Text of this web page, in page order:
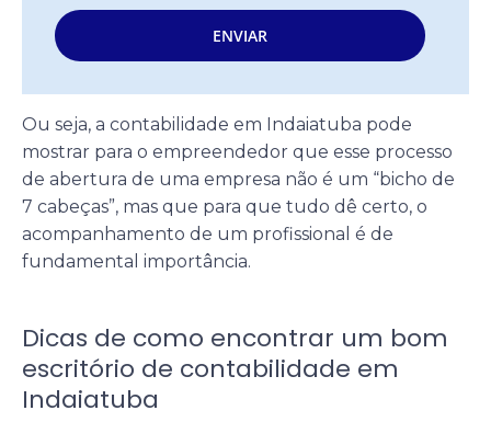
ENVIAR
Ou seja, a contabilidade em Indaiatuba pode
mostrar para o empreendedor que esse processo
de abertura de uma empresa não é um “bicho de
7 cabeças”, mas que para que tudo dê certo, o
acompanhamento de um profissional é de
fundamental importância.
Dicas de como encontrar um bom
escritório de contabilidade em
Indaiatuba